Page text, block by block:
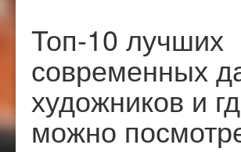
Топ-10 лучших
современных
художников и
можно